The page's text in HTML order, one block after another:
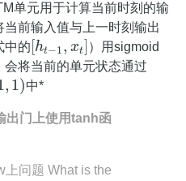
单元用于计算当前时刻的输
前输入值与上一时刻输出
中的[ht−1, xt]
ht−1, x t]
）用sigmoid
将当前的单元状态通过
, 1)
1) 中*
出门上使用tanh函
上问题 What is the